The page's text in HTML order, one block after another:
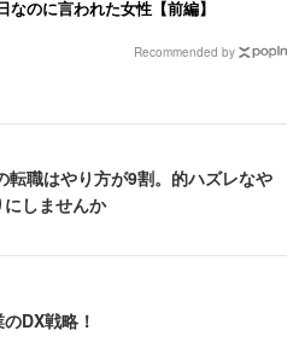
間の求めるものが幅が狭い
」といった否定的発言
支援者の早野強さんは、「も
」「みんな辛いんだから」な
なのに言われた女性【前編】
Recommended by
転職はやり方が9割。的ハズレなや
にしませんか
DX戦略！